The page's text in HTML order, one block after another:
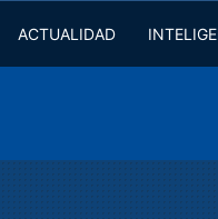
ACTUALIDAD